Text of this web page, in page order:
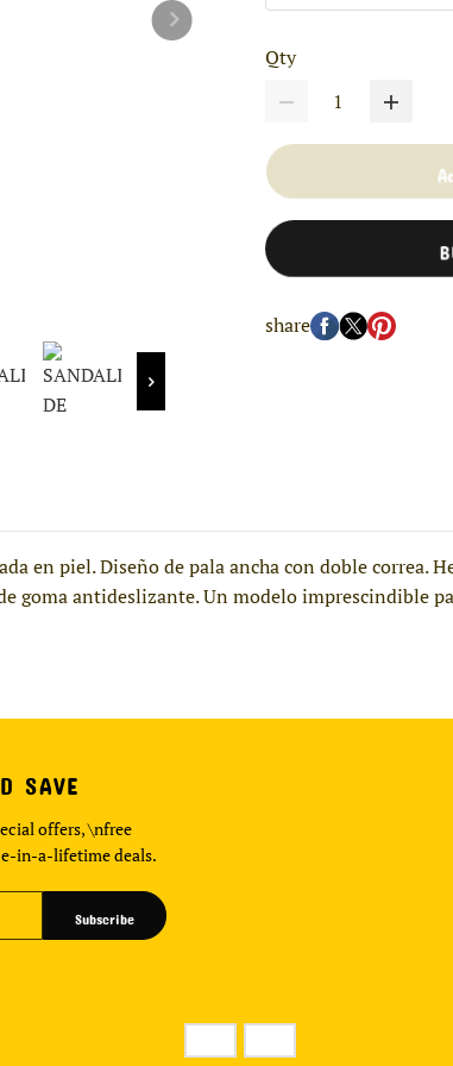
Qty
share
en piel. Diseño de pala ancha con doble correa.
goma antideslizante. Un modelo imprescindible
SAVE
offers, \nfree
in-a-lifetime deals.
Subscribe